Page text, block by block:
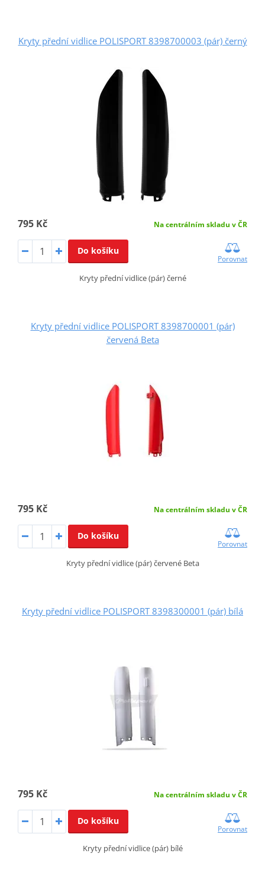
Kryty přední vidlice POLISPORT 8398700003 (pár) černý
795 Kč Na centrálním skladu v ČR
Do košíku
Porovnat
Kryty přední vidlice (pár) černé
Kryty přední vidlice POLISPORT 8398700001 (pár)
červená Beta
795 Kč Na centrálním skladu v ČR
Do košíku
Porovnat
Kryty přední vidlice (pár) červené Beta
Kryty přední vidlice POLISPORT 8398300001 (pár) bílá
795 Kč Na centrálním skladu v ČR
Do košíku
Porovnat
Kryty přední vidlice (pár) bílé